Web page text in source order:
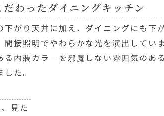
だわったダイニングキッチン
下がり天井に加え、ダイニングにも下
間接照明でやわらかな光を演出してい
る内装カラーを邪魔しない雰囲気のあ
た。
見た